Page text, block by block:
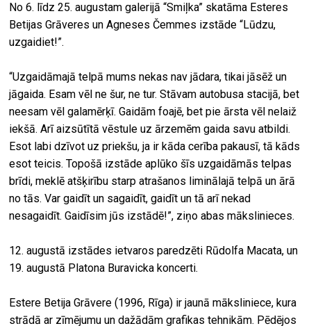
No 6. līdz 25. augustam galerijā “Smiļka” skatāma Esteres
Betijas Grāveres un Agneses Čemmes izstāde “Lūdzu,
uzgaidiet!”.
“Uzgaidāmajā telpā mums nekas nav jādara, tikai jāsēž un
jāgaida. Esam vēl ne šur, ne tur. Stāvam autobusa stacijā, bet
neesam vēl galamērķī. Gaidām foajē, bet pie ārsta vēl nelaiž
iekšā. Arī aizsūtītā vēstule uz ārzemēm gaida savu atbildi.
Esot labi dzīvot uz priekšu, ja ir kāda cerība pakausī, tā kāds
esot teicis. Topošā izstāde aplūko šīs uzgaidāmās telpas
brīdi, meklē atšķirību starp atrašanos liminālajā telpā un ārā
no tās. Var gaidīt un sagaidīt, gaidīt un tā arī nekad
nesagaidīt. Gaidīsim jūs izstādē!”, ziņo abas mākslinieces.
12. augustā izstādes ietvaros paredzēti Rūdolfa Macata, un
19. augustā Platona Buravicka koncerti.
Estere Betija Grāvere (1996, Rīga) ir jaunā māksliniece, kura
strādā ar zīmējumu un dažādām grafikas tehnikām. Pēdējos